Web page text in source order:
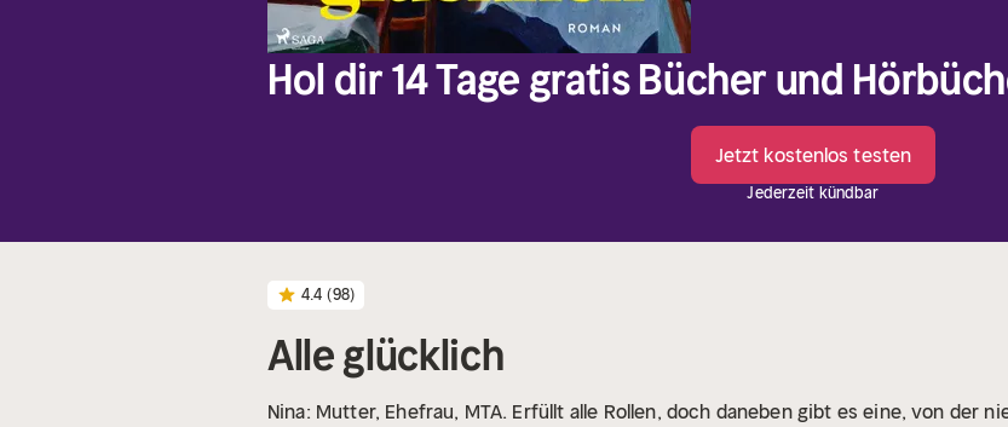
Hol dir 14 Tage gratis Bücher und
Jetzt kostenlos testen
Jederzeit kündbar
4.4 (98)
Alle glücklich
Nina: Mutter, Ehefrau, MTA. Erfüllt alle Rollen, doch daneben gibt es eine, von der